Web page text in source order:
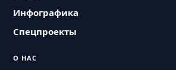
Инфографика
Спецпроекты
О НАС